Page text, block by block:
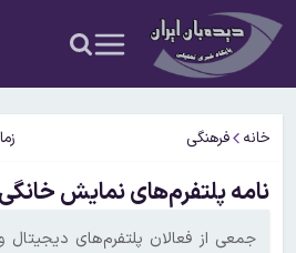
خانه فرهنگی
نامه پلتفرم‌های نمایش
جمعی از فعالان پلتفرم‌های